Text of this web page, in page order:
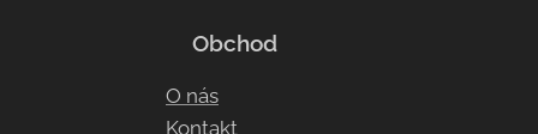
Obchod
O nás
Kontakt